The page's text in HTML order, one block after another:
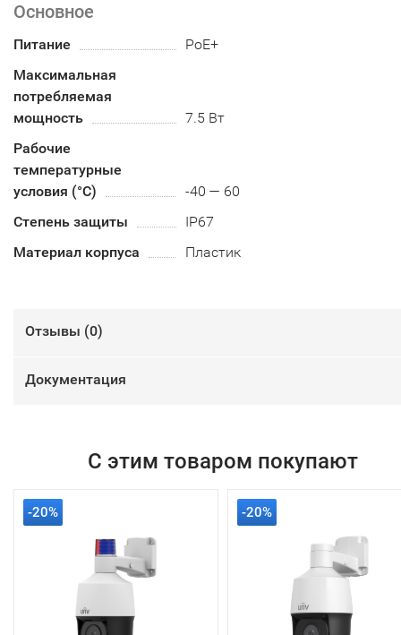
Основное
Питание
PoE+
Максимальная
потребляемая
мощность
7.5 Вт
Рабочие
температурные
условия (°С)
-40 — 60
Степень защиты
IP67
Материал корпуса
Пластик
Отзывы (0)
Документация
С этим товаром покупают
-20% -20%